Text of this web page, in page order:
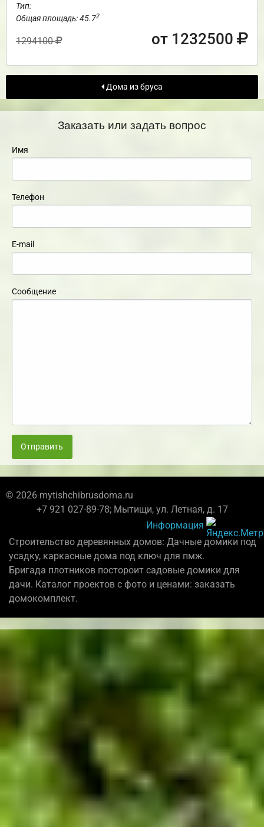
Тип:
Общая площадь: 45.72
1294100 от 1232500
Дома из бруса
Заказать или задать вопрос
Имя
Телефон
E-mail
Сообщение
Отправить
© 2026 mytishchibrusdoma.ru
+7 921 027-89-78; Мытищи, ул. Летная, д. 17
Информация
Строительство деревянных домов: Дачные домики под
усадку, каркасные дома под ключ для пмж.
Бригада плотников постороит садовые домики для
дачи. Каталог проектов с фото и ценами: заказать
домокомплект.